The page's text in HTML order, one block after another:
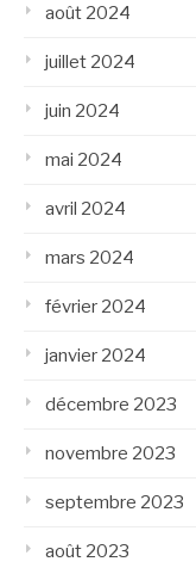
août 2024
juillet 2024
juin 2024
mai 2024
avril 2024
mars 2024
février 2024
janvier 2024
décembre 2023
novembre 2023
septembre 2023
août 2023